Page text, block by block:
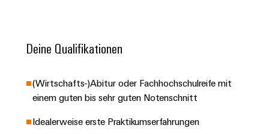
verschiedene
Segmente
und
Fabrikautomation
Öl
Automation
Industrial
Analytics
Industrial
Automatisierung
Software
Steuerungen
und
Trainings
und
Webinare
Partner
IIoT
and
Automation
Workshops
Schulklassen
Deine Qualifikationen
(Wirtschafts-)Abitur oder Fachhochschulreife mit
einem guten bis sehr guten Notenschnitt
Idealerweise erste Praktikumserfahrungen